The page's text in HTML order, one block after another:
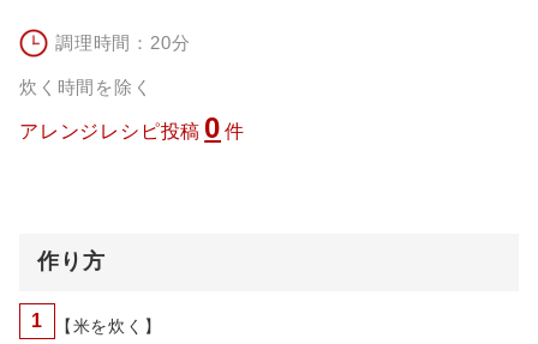
調理時間：20分
炊く時間を除く
アレンジレシピ投稿 0 件
作り方
1
【米を炊く】